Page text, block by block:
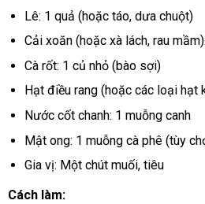
Lê: 1 quả (hoặc táo, dưa chuột)
Cải xoăn (hoặc xà lách, rau
Cà rốt: 1 củ nhỏ (bào sợi)
Hạt điều rang (hoặc các loại hạt
Nước cốt chanh: 1 muỗng canh
Mật ong: 1 muỗng cà phê (tùy
Gia vị: Một chút muối, tiêu
Cách làm: